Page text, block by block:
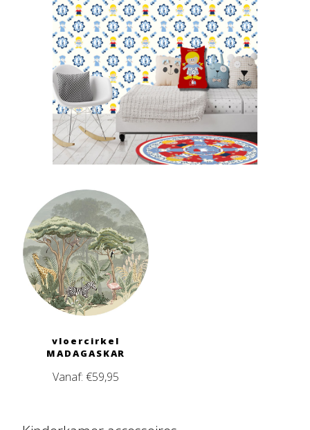
vloercirkel
MADAGASKAR
Vanaf:€59,95